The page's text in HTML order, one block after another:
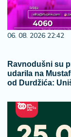
06. 08. 2026 22:42
Ravnodušni su
udarila na
od Durdžića: